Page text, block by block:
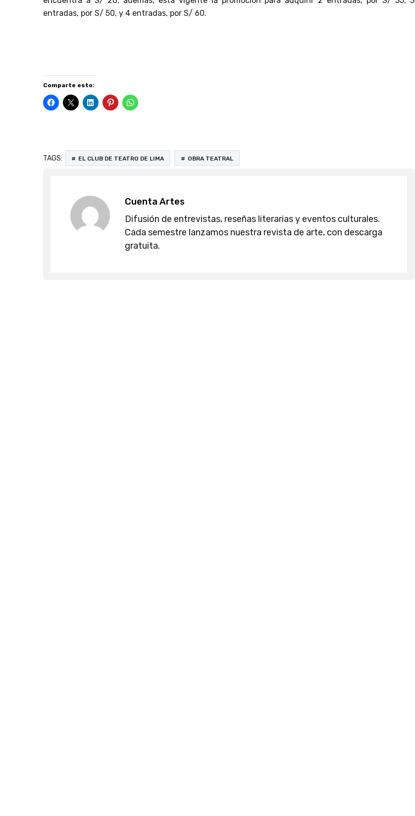
entradas, por S/ 50, y 4 entradas, por S/ 60.
Comparte esto:
TAGS: EL CLUB DE TEATRO DE LIMA OBRA TEATRAL
Cuenta Artes
Difusión de entrevistas, reseñas literarias y eventos culturales.
Cada semestre lanzamos nuestra revista de arte, con descarga
gratuita.